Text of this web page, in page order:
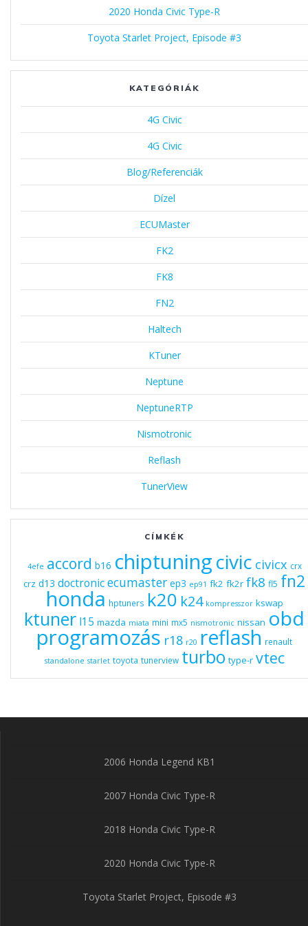
2020 Honda Civic Type-R
Toyota Starlet Project, Episode #3
KATEGÓRIÁK
4G Civic
4G Civic
Blog/Referenciák
Dízel
ECUMaster
FK2
FK8
FN2
Haltech
KTuner
Neptune
NeptuneRTP
Nismotronic
Reflash
TunerView
CÍMKÉK
4efe accord b16 chiptuningcivic civicx crx
crz d13 doctronicecumaster ep3 ep91 fk2 fk2r fk8 fl5 fn2
honda hptuners k20 k24 kompresszor kswap
ktuner l15 mazda miata mini mx5 nismotronic nissan obd
programozás r18 r20 reflash renault
standalone starlet toyota tunerview turbo type-r vtec
2006 Honda Legend KB1
2007 Honda Civic Type-R
2018 Honda Civic Type-R
2020 Honda Civic Type-R
Toyota Starlet Project, Episode #3